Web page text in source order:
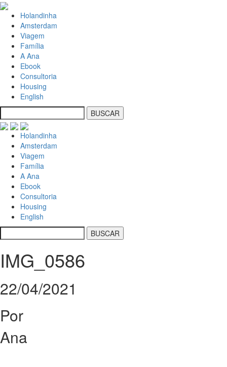
Holandinha
Amsterdam
Viagem
Família
A Ana
Ebook
Consultoria
Housing
English
Holandinha
Amsterdam
Viagem
Família
A Ana
Ebook
Consultoria
Housing
English
IMG_0586
22/04/2021
Por
Ana